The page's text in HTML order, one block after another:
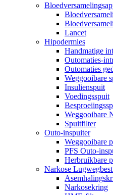
Lancet
Hipodermies
Handmatige
Outomaties-
Outomaties
Weggooibare
Insulienspuit
Voedingsspuit
Weggooibare
Spuitfilter
Outo-inspuiter
Weggooibare
PFS Outo-
Herbruikbare
Narkose
Narkosekring